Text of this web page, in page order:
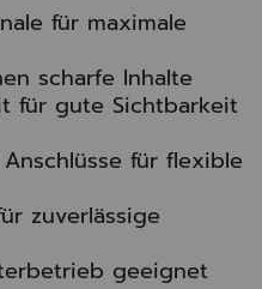
für maximale
scharfe Inhalte
für gute Sichtbarkeit
für flexible
zuverlässige
geeignet